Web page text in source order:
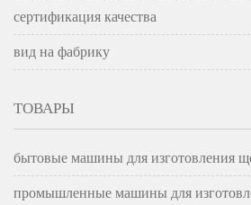
сертификация качества
вид на фабрику
ТОВАРЫ
бытовые машины для изготовления
промышленные машины для